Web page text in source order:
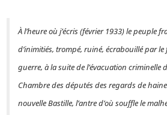
À l’heure où j’écris (février 1933) le peuple
d’inimitiés, trompé, ruiné, écrabouillé par
guerre, à la suite de l’évacuation criminelle
Chambre des députés des regards de
nouvelle Bastille, l’antre d’où souffle le